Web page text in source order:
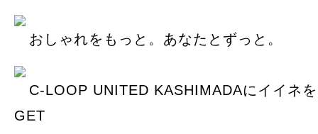
おしゃれをもっと。あなたとずっと。
C-LOOP UNITED KASHIMADAにイイネ
GET